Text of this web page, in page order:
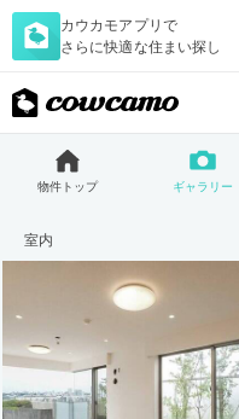
カウカモアプリで
さらに快適な住まい探し
物件トップ ギャラリー
室内